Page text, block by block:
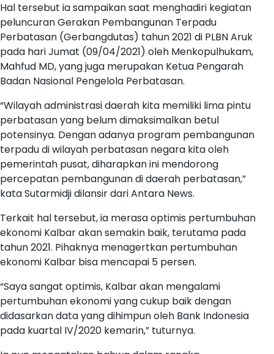
Hal tersebut ia sampaikan saat menghadiri kegiatan
peluncuran Gerakan Pembangunan Terpadu
Perbatasan (Gerbangdutas) tahun 2021 di PLBN Aruk
pada hari Jumat (09/04/2021) oleh Menkopulhukam,
Mahfud MD, yang juga merupakan Ketua Pengarah
Badan Nasional Pengelola Perbatasan.
“Wilayah administrasi daerah kita memiliki lima pintu
perbatasan yang belum dimaksimalkan betul
potensinya. Dengan adanya program pembangunan
terpadu di wilayah perbatasan negara kita oleh
pemerintah pusat, diharapkan ini mendorong
percepatan pembangunan di daerah perbatasan,”
kata Sutarmidji dilansir dari Antara News.
Terkait hal tersebut, ia merasa optimis pertumbuhan
ekonomi Kalbar akan semakin baik, terutama pada
tahun 2021. Pihaknya menagertkan pertumbuhan
ekonomi Kalbar bisa mencapai 5 persen.
“Saya sangat optimis, Kalbar akan mengalami
pertumbuhan ekonomi yang cukup baik dengan
didasarkan data yang dihimpun oleh Bank Indonesia
pada kuartal IV/2020 kemarin,” tuturnya.